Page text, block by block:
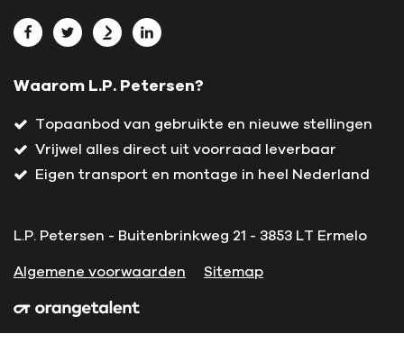
Bekijk L.P. Petersen op Facebook
Bekijk L.P. Petersen op Twitter
Bekijk L.P. Petersen op Marktplaats
Bekijk L.P. Petersen op LinkedIn
Waarom L.P. Petersen?
Topaanbod van gebruikte en nieuwe stellingen
Vrijwel alles direct uit voorraad leverbaar
Eigen transport en montage in heel Nederland
L.P. Petersen - Buitenbrinkweg 21 - 3853 LT Ermelo
Algemene voorwaarden Sitemap